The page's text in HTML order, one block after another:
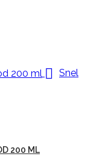
 Snel
200 ML